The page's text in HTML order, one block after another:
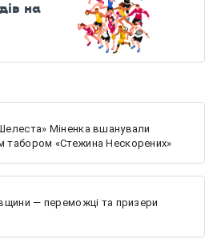
на
Міненка вшанували
табором «Стежина Нескорених»
— переможці та призери